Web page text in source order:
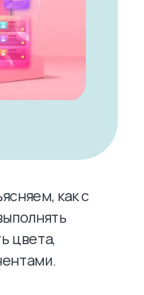
как с
цвета,